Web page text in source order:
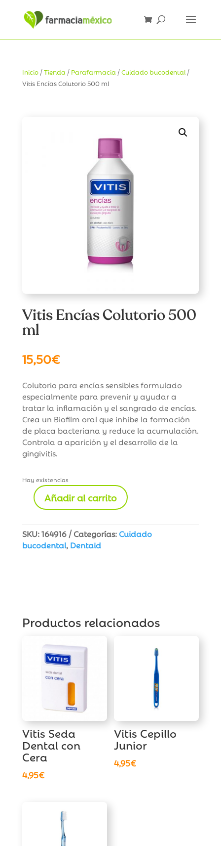
Inicio/Tienda / Parafarmacia /Cuidado bucodental/
Vitis Encías Colutorio 500 ml
Vitis Encías Colutorio 500
ml
15,50€
Colutorio para encías sensibles formulado
especialmente para prevenir y ayudar a
tratar la inflamación y el sangrado de encías.
Crea un Biofilm oral que inhibe la formación
de placa bacteriana y reduce la acumulación.
Controla a aparición y el desarrollo de la
gingivitis.
Hay existencias
Vitis
Colutorio
500
ml
Añadir al carrito
SKU:164916 Categorías:Cuidado
bucodental, Dentaid
Productos relacionados
Vitis Seda
Dental con
Cera
4,95€
Vitis Cepillo
Junior
4,95€